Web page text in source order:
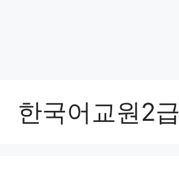
한국어교원2급